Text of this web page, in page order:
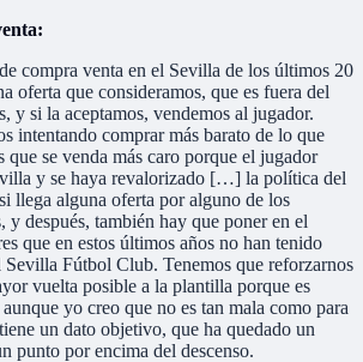
compra venta en el Sevilla de los últimos 20
oferta que consideramos, que es fuera del
y si la aceptamos, vendemos al jugador.
intentando comprar más barato de lo que
que se venda más caro porque el jugador
y se haya revalorizado […] la política del
llega alguna oferta por alguno de los
y después, también hay que poner en el
que en estos últimos años no han tenido
Fútbol Club. Tenemos que reforzarnos
vuelta posible a la plantilla porque es
yo creo que no es tan mala como para
un dato objetivo, que ha quedado un
punto por encima del descenso.